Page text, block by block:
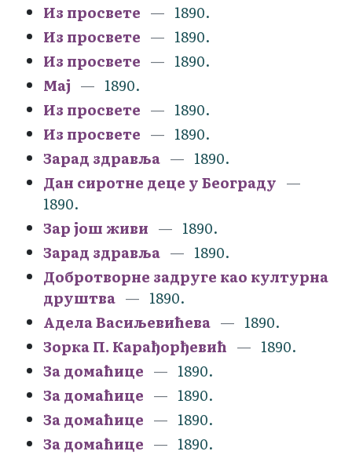
Из просвете
1890.
Из просвете
1890.
Из просвете
1890.
Мај
1890.
Из просвете
1890.
Из просвете
1890.
Зарад здравља
1890.
Дан сиротне деце у Београду
1890.
Зар још живи
1890.
Зарад здравља
1890.
Добротворне задруге као културна
друштва
1890.
Адела Васиљевићева
1890.
Зорка П. Карађорђевић
1890.
За домаћице
1890.
За домаћице
1890.
За домаћице
1890.
За домаћице
1890.